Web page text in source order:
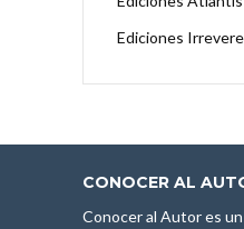
Ediciones
CONOCER AL
Conocer al Autor es